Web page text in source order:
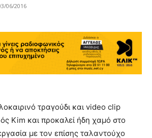
06/2016
τραγούδι και video clip
Kim και προκαλεί ήδη χαμό στο
με τον επίσης ταλαντούχο